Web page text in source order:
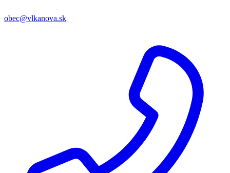
obec@vlkanova.sk